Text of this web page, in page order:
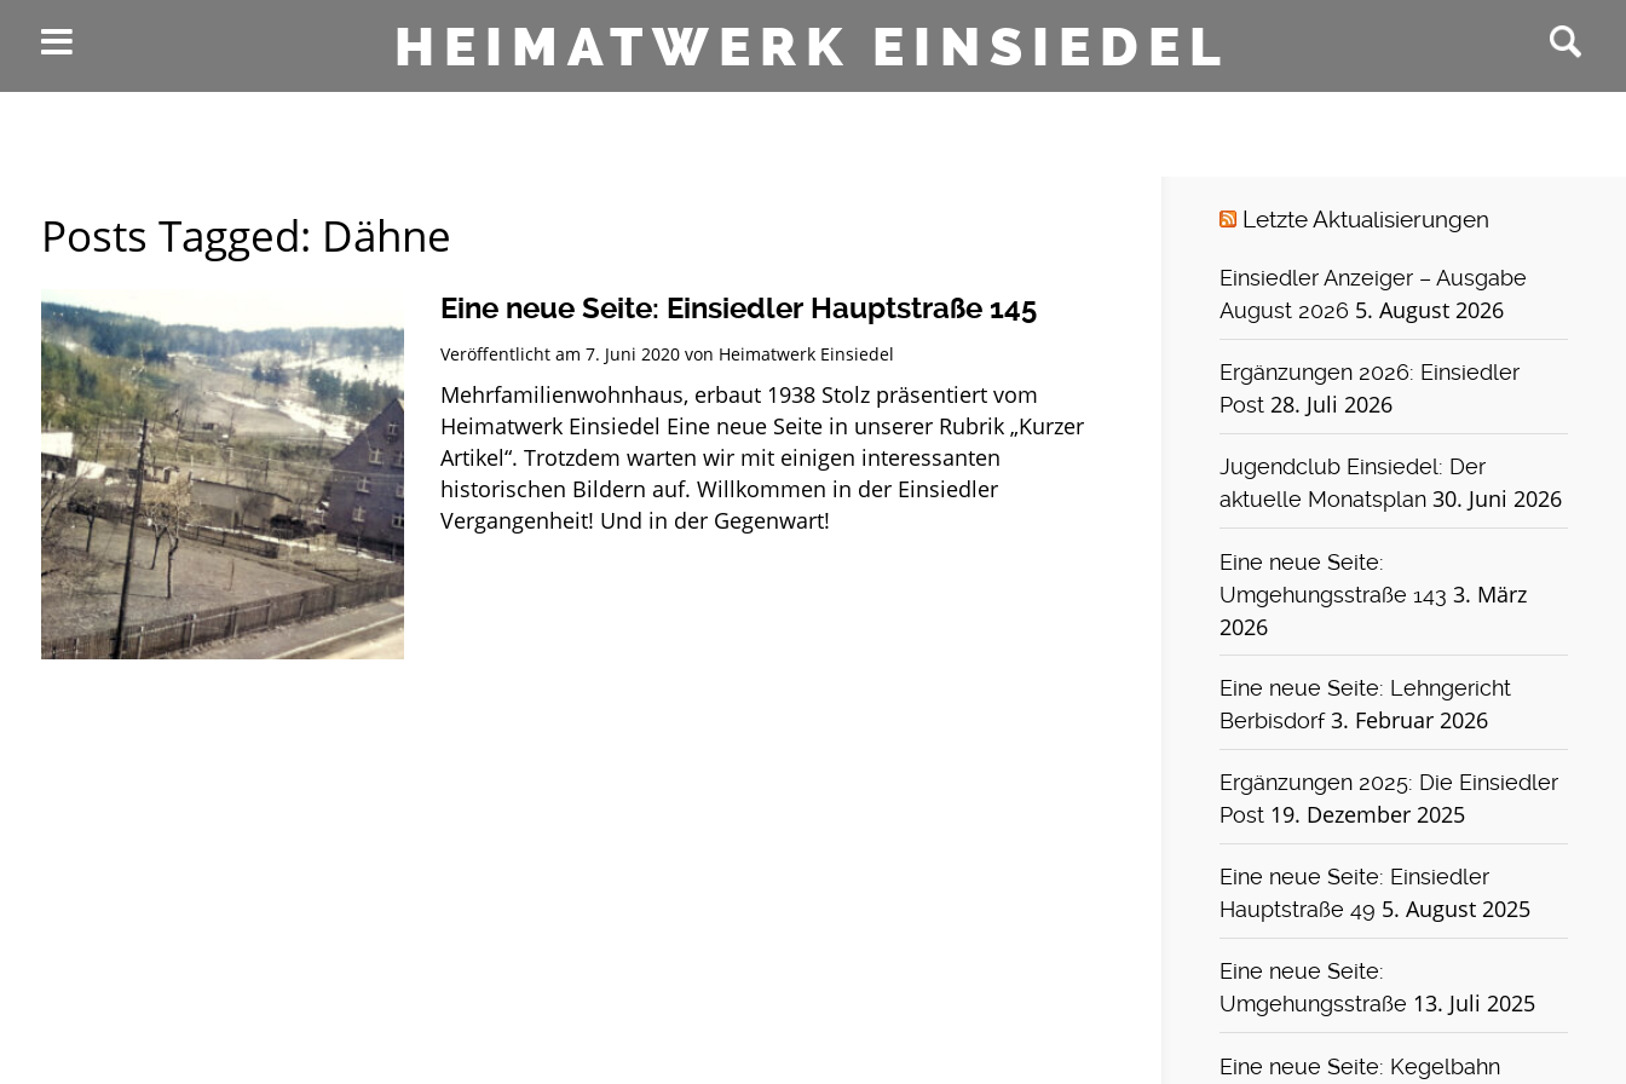
HEIMATWERK EINSIEDEL
Posts Tagged: Dähne
Eine neue Seite: Einsiedler Hauptstraße 145
Veröffentlicht am 7. Juni 2020von Heimatwerk Einsiedel
Mehrfamilienwohnhaus, erbaut 1938 Stolz präsentiert vom
Heimatwerk Einsiedel Eine neue Seite in unserer Rubrik „Kurzer
Artikel“. Trotzdem warten wir mit einigen interessanten
historischen Bildern auf. Willkommen in der Einsiedler
Vergangenheit! Und in der Gegenwart!
Letzte Aktualisierungen
Einsiedler Anzeiger – Ausgabe
August 2026 5. August 2026
Ergänzungen 2026: Einsiedler
Post 28. Juli 2026
Jugendclub Einsiedel: Der
aktuelle Monatsplan 30. Juni 2026
Eine neue Seite:
Umgehungsstraße 143 3. März
2026
Eine neue Seite: Lehngericht
Berbisdorf 3. Februar 2026
Ergänzungen 2025: Die Einsiedler
Post 19. Dezember 2025
Eine neue Seite: Einsiedler
Hauptstraße 49 5. August 2025
Eine neue Seite:
Umgehungsstraße 13. Juli 2025
Eine neue Seite: Kegelbahn